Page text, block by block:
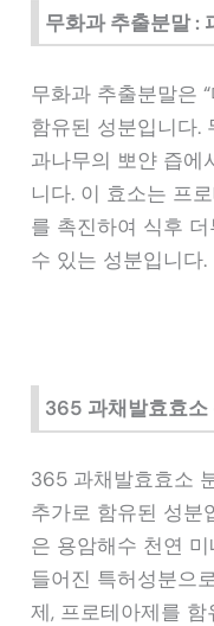
무화과 추출분말 :
무화과 추출분말은
함유된 성분입니다.
과나무의 뽀얀 즙에
니다. 이 효소는 프
를 촉진하여 식후
수 있는 성분입니다.
365 과채발효효소
365 과채발효효소
추가로 함유된 성분
은 용암해수 천연
들어진 특허성분으
제, 프로테아제를